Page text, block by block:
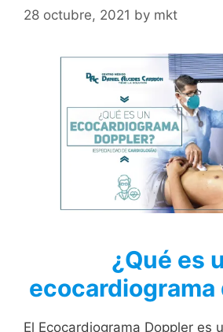
28 octubre, 2021 by mkt
¿Qué es
ecocardiograma
El Ecocardiograma Doppler es